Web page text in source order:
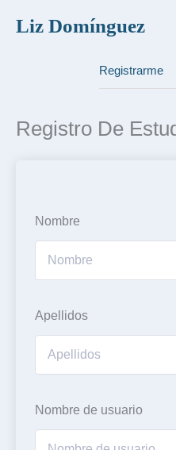
Liz Domínguez
Registrarme
Registro De
Nombre
Apellidos
Nombre de usuario